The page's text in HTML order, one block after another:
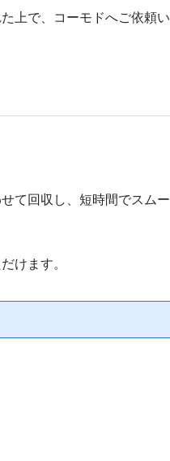
上で、コーモドへご依頼い
て回収し、短時間でスムー
けます。